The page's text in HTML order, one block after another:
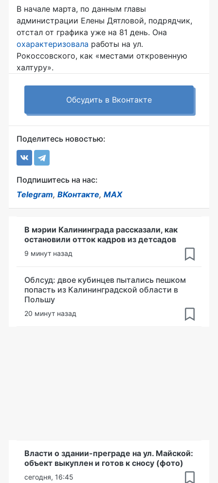
В начале марта, по данным главы
администрации Елены Дятловой, подрядчик,
отстал от графика уже на 81 день. Она
охарактеризовала работы на ул.
Рокоссовского, как «местами откровенную
халтуру».
Обсудить в Вконтакте
Поделитесь новостью:
Подпишитесь на нас:
Telegram, ВКонтакте, MAX
В мэрии Калининграда рассказали, как
остановили отток кадров из детсадов
9 минут назад
Облсуд: двое кубинцев пытались пешком
попасть из Калининградской области в
Польшу
20 минут назад
Власти о здании-преграде на ул. Майской:
объект выкуплен и готов к сносу (фото)
сегодня, 16:45